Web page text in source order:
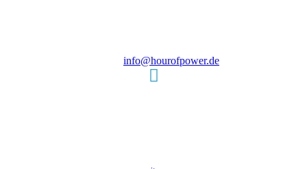
info@hourofpower.de